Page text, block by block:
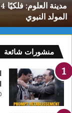
الأول
و25
أوت
ذكرى
المولد
النبوي
المولد النبوي
منشورات شائعة